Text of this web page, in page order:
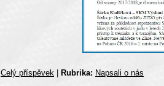
Celý příspěvek Rubrika: Napsali o nás